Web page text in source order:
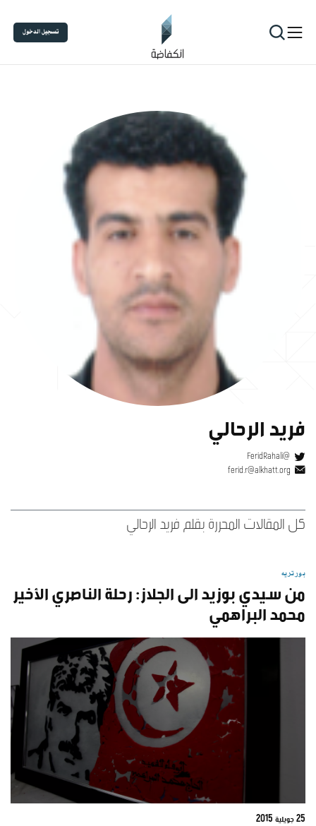
تسجيل الدخول
فريد الرحالي
@FeridRahali
ferid.r@alkhatt.org
كل المقالات المحررة بقلم فريد الرحالي
بورتريه
من سيدي بوزيد الى الجلاز: رحلة الناصري الأخير
محمد البراهمي
25 جويلية 2015